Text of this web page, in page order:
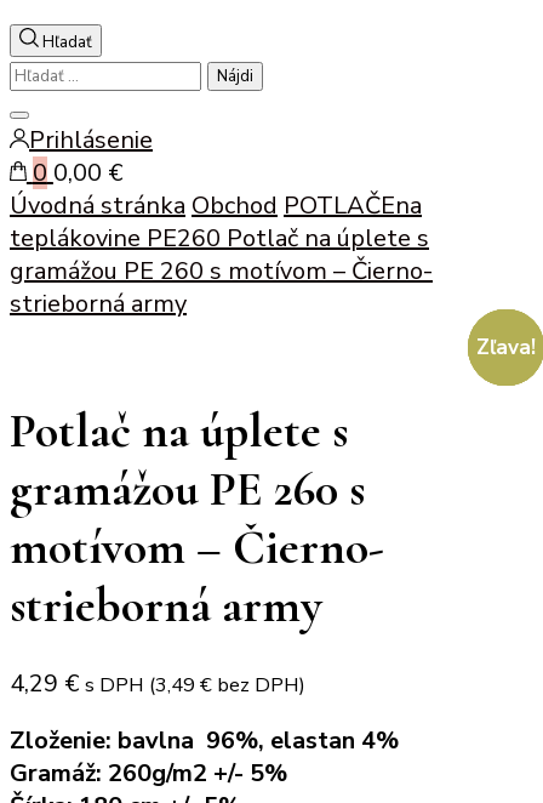
Hľadať
Hľadať:
Zatvoriť
vyhľadávanie
Prihlásenie
0 0,00 €
Úvodná stránka Obchod POTLAČEna
teplákovine PE260 Potlač na úplete s
gramážou PE 260 s motívom – Čierno-
strieborná army
Potlač na úplete s
gramážou PE 260 s
motívom – Čierno-
strieborná army
4,29 € s DPH (3,49 € bez DPH)
Zloženie: bavlna 96%, elastan 4%
Gramáž: 260g/m2 +/- 5%
Zľava!
Zľava!
Zľava!
Zľava!